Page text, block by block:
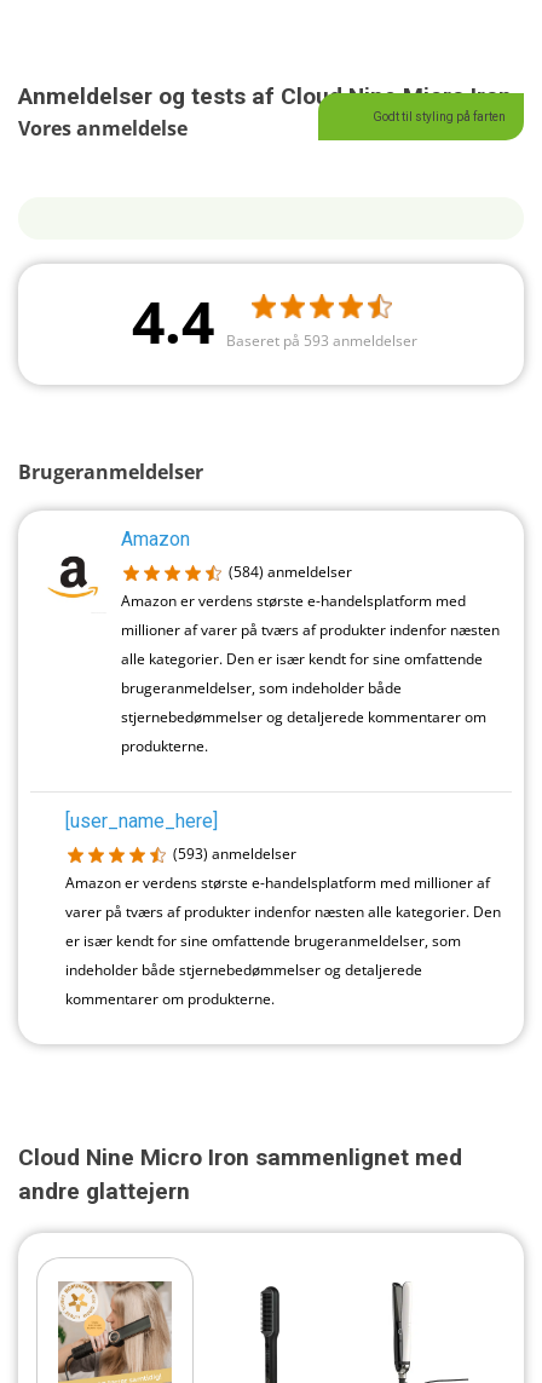
Anmeldelser og tests af Cloud Nine Micro Iron
Vores anmeldelse Godt til styling på farten
4.4 Baseret på 593 anmeldelser
Brugeranmeldelser
Amazon
(584) anmeldelser
Amazon er verdens største e-handelsplatform med
millioner af varer på tværs af produkter indenfor næsten
alle kategorier. Den er især kendt for sine omfattende
brugeranmeldelser, som indeholder både
stjernebedømmelser og detaljerede kommentarer om
produkterne.
[user_name_here]
(593)anmeldelser
Amazon er verdens største e-handelsplatform med millioner af
varer på tværs af produkter indenfor næsten alle kategorier. Den
er især kendt for sine omfattende brugeranmeldelser, som
indeholder både stjernebedømmelser og detaljerede
kommentarer om produkterne.
Cloud Nine Micro Iron sammenlignet med
andre glattejern